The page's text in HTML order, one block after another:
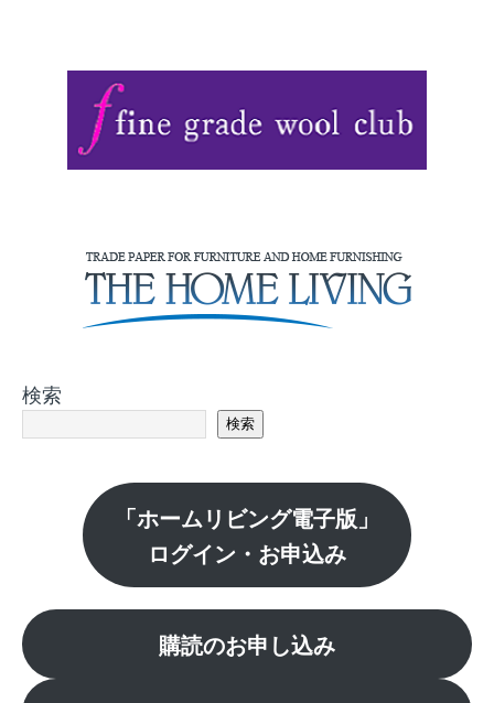
検索
検索
「ホームリビング電子版」
ログイン・お申込み
購読のお申し込み